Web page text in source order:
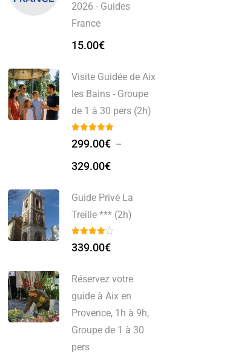
2026 - Guides
France
15.00€
Visite Guidée de Aix
les Bains - Groupe
de 1 à 30 pers (2h)
299.00€ –
329.00€
Guide Privé La
Treille *** (2h)
339.00€
Réservez votre
guide à Aix en
Provence, 1h à 9h,
Groupe de 1 à 30
pers